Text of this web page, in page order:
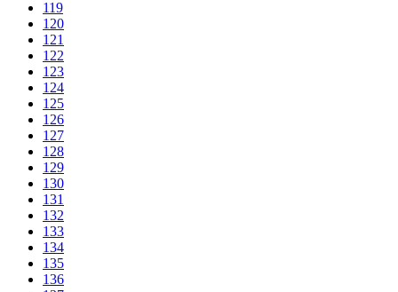
119
120
121
122
123
124
125
126
127
128
129
130
131
132
133
134
135
136